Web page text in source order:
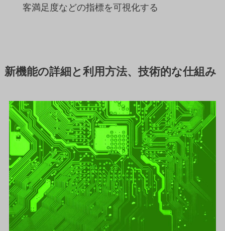
客満足度などの指標を可視化する
新機能の詳細と利用方法、技術的な仕組み